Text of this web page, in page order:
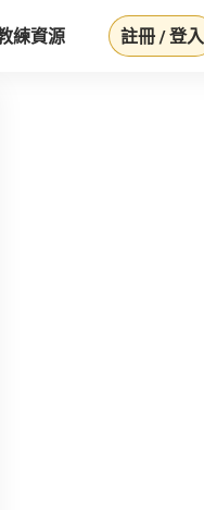
練資源 註冊 / 登入